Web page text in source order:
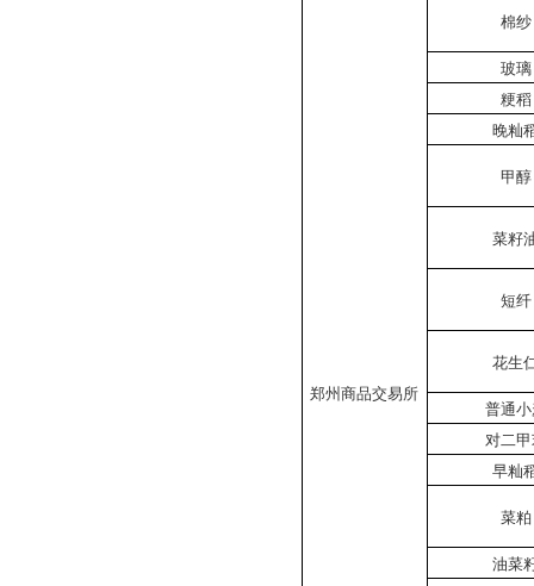
郑州商品交易所
棉纱
玻璃
粳稻
晚籼
甲醇
菜籽
短纤
花生
普通
对二
早籼
菜粕
油菜